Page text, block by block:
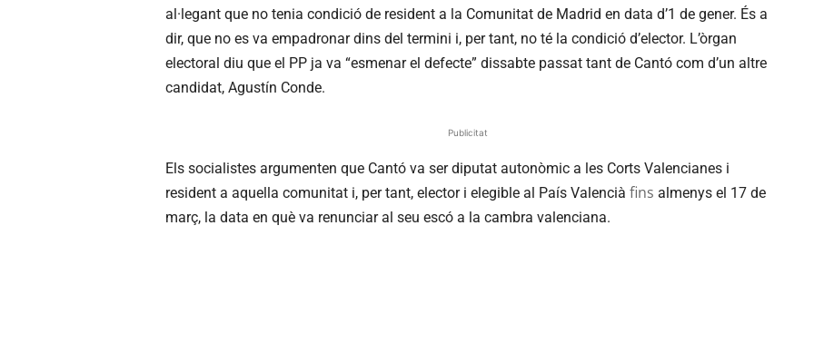
al·legant que no tenia condició de resident a la Comunitat de Madrid en data d’1 de gener. És a
dir, que no es va empadronar dins del termini i, per tant, no té la condició d’elector. L’òrgan
electoral diu que el PP ja va “esmenar el defecte” dissabte passat tant de Cantó com d’un altre
candidat, Agustín Conde.
Publicitat
Els socialistes argumenten que Cantó va ser diputat autonòmic a les Corts Valencianes i
resident a aquella comunitat i, per tant, elector i elegible al País Valencià fins almenys el 17 de
març, la data en què va renunciar al seu escó a la cambra valenciana.